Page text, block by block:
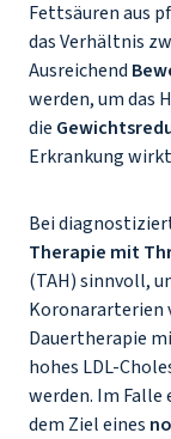
Fettsäuren aus
das Verhältnis
Ausreichend
werden, um das
die
Erkrankung
Bei
Therapie mit
(TAH) sinnvoll,
Koronararterien
Dauertherapie
hohes LDL-
werden. Im
dem Ziel eines